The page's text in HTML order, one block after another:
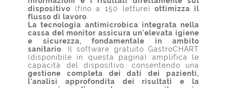
dispositivo (fino a 150 letture)ottimizza il
flusso di lavoro
La tecnologia antimicrobica integrata nella
cassa del monitor assicura un'elevata igiene
e sicurezza, fondamentale in ambito
sanitario . Il software gratuito GastroCHART
(disponibile in questa pagina) amplifica le
capacità del dispositivo, consentendo una
gestione completa dei dati dei pazienti,
l'analisi approfondita dei risultati e la